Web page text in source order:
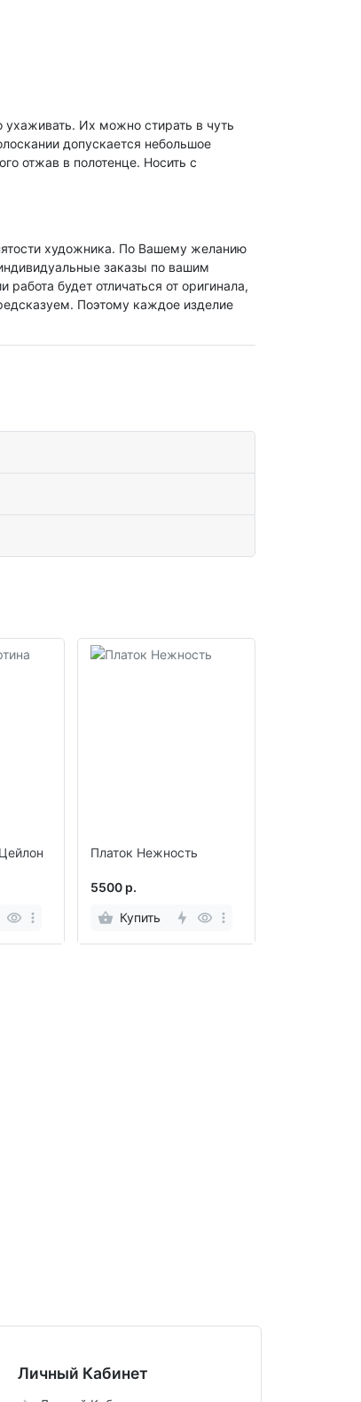
ухаживать. Их можно стирать в чуть
допускается небольшое
отжав в полотенце. Носить с
художника. По Вашему желанию
заказы по вашим
будет отличаться от оригинала,
Поэтому каждое изделие
Платок Нежность
5500 р.
Купить
Личный Кабинет